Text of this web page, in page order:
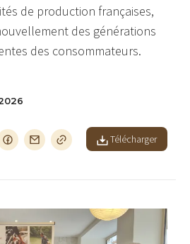
de production françaises,
des générations
des consommateurs.
Télécharger